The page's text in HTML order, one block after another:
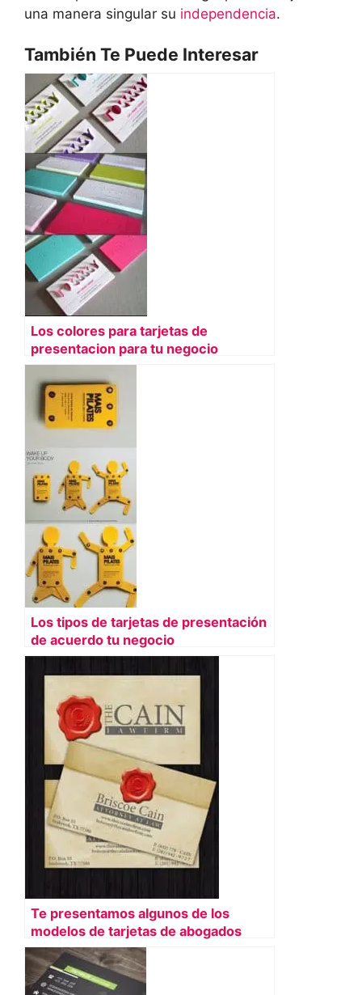
una manera singular su independencia.
También Te Puede Interesar
Los colores para tarjetas de
presentacion para tu negocio
Los tipos de tarjetas de presentación
de acuerdo tu negocio
Te presentamos algunos de los
modelos de tarjetas de abogados